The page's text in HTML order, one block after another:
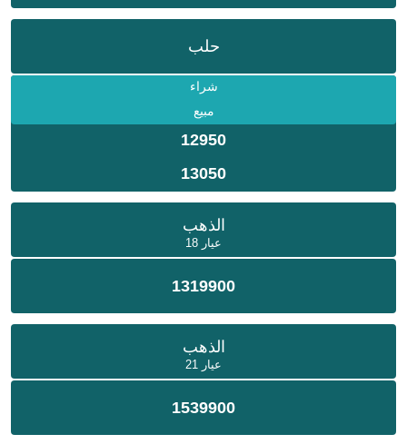
حلب
شراء
مبيع
12950
13050
الذهب
عيار 18
1319900
الذهب
عيار 21
1539900